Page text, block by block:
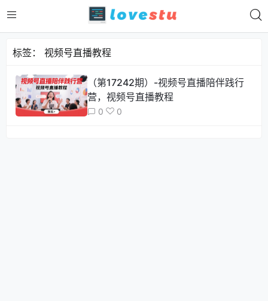
标签： 视频号直播教程
（第17242期）-视频号直播陪伴践行
营，视频号直播教程
0 0